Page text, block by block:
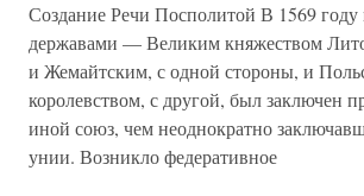
Создание Речи Посполитой В 1569
державами — Великим княжеством
и Жемайтским, с одной стороны, и
королевством, с другой, был заключен
иной союз, чем неоднократно
унии. Возникло федеративное